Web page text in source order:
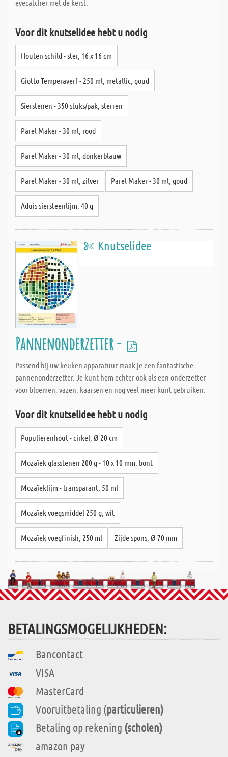
eyecatcher met de kerst.
Voor dit knutselidee hebt u nodig
Houten schild - ster, 16 x 16 cm
Giotto Temperaverf - 250 ml, metallic, goud
Sierstenen - 350 stuks/pak, sterren
Parel Maker - 30 ml, rood
Parel Maker - 30 ml, donkerblauw
Parel Maker - 30 ml, zilver Parel Maker - 30 ml, goud
Aduis siersteenlijm, 40 g
Knutselidee
Pannenonderzetter -
Passend bij uw keuken apparatuur maak je een fantastische
pannenonderzetter. Je kunt hem echter ook als een onderzetter
voor bloemen, vazen, kaarsen en nog veel meer kunt gebruiken.
Voor dit knutselidee hebt u nodig
Populierenhout - cirkel, Ø 20 cm
Mozaïek glasstenen 200 g - 10 x 10 mm, bont
Mozaïeklijm - transparant, 50 ml
Mozaïek voegsmiddel 250 g, wit
Mozaïek voegfinish, 250 ml Zijde spons, Ø 70 mm
BETALINGSMOGELIJKHEDEN:
Bancontact
VISA
MasterCard
Vooruitbetaling (particulieren)
Betaling op rekening (scholen)
amazon pay